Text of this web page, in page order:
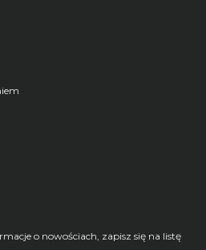
o nowościach, zapisz się na listę